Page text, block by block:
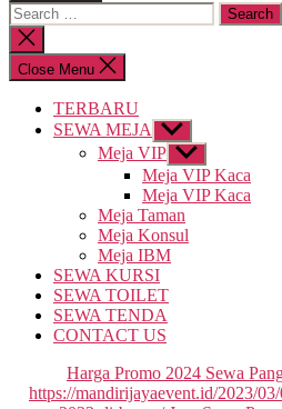
Search
for:
Close
search
Close Menu
TERBARU
SEWA MEJA
Show
sub
menu
Meja VIP Show
sub
menu
Meja VIP Kaca
Meja VIP Kaca
Meja Taman
Meja Konsul
Meja IBM
SEWA KURSI
SEWA TOILET
SEWA TENDA
CONTACT US
Harga Promo 2024 Sewa
https://mandirijayaevent.id/2023/